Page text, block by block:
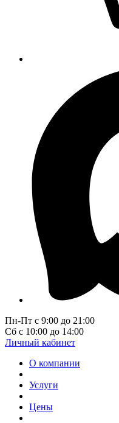
Пн-Пт с 9:00 до 21:00
Сб с 10:00 до 14:00
Личный кабинет
О компании
Услуги
Цены